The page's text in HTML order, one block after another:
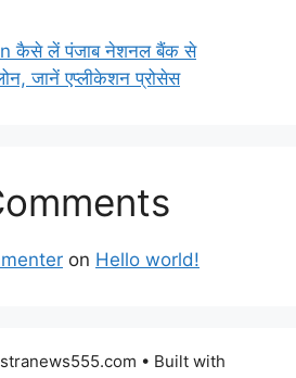
कैसे लें पंजाब नेशनल बैंक से
जानें एप्लीकेशन प्रोसेस
on Hello world!
• Built with